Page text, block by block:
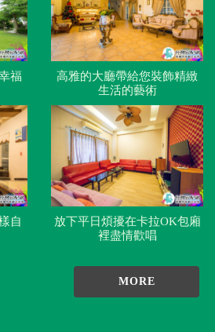
福
高雅的大廳帶給您裝飾精緻
生活的藝術
自
放下平日煩擾在卡拉OK包廂
裡盡情歡唱
MORE